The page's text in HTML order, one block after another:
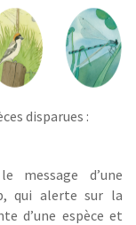
disparues :
message d’une
qui alerte sur la
d’une espèce et